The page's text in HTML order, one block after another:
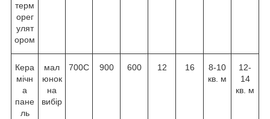
терм
орег
улят
ором
Кера
мічн
а
пане
ль
мал
юнок
на
вибір
700C 900 600 12 16
8-10
кв. м
12-
14
кв. м